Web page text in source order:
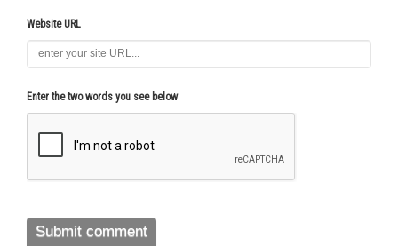
Website URL
Enter the two words you see below